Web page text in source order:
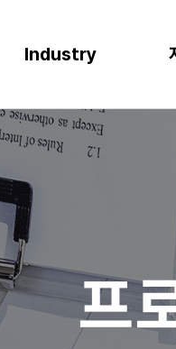
ERP
SAP S/4HANA
SAP Business One
SAP EWM
Microsoft Dynamics
Smart Factory
WiJARD Package
CLOUD ONEPACK
Industry
증대
신뢰도 증가
율화
한 최적의 도구
및 글로벌 운영 시스템 구축
리
털 혁신과 생산성
능과 머신러닝으로 제조
과 목표 중심의 프로세스
바이오
엄격한 규제 준수를 위한
성장을 위한 기반 마련
소비재
플랫폼을 통한 경
데이터 분석과 기
물류
복잡한 물
재고 없는
미래 성장
고도
추천 검색어프